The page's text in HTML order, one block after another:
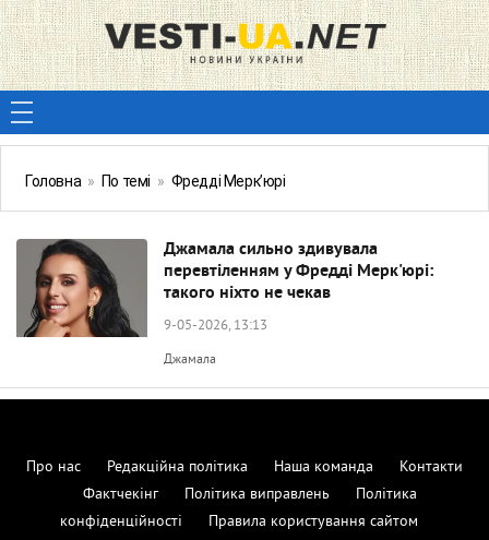
Головна » По темі » Фредді Мерк’юрі
Джамала сильно здивувала
перевтіленням у Фредді Мерк'юрі:
такого ніхто не чекав
9-05-2026, 13:13
Джамала
Про нас Редакційна політика Наша команда
Контакти
Фактчекінг
Політика виправлень
Політика
конфіденційності
Правила користування сайтом